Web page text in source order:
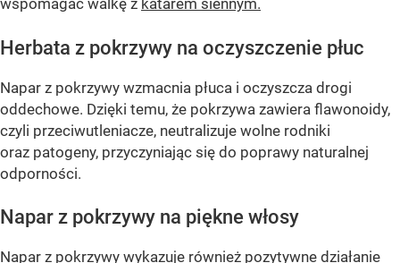
wspomagać walkę z katarem siennym.
Herbata z pokrzywy na oczyszczenie płuc
Napar z pokrzywy wzmacnia płuca i oczyszcza drogi
oddechowe. Dzięki temu, że pokrzywa zawiera flawonoidy,
czyli przeciwutleniacze, neutralizuje wolne rodniki
oraz patogeny, przyczyniając się do poprawy naturalnej
odporności.
Napar z pokrzywy na piękne włosy
Napar z pokrzywy wykazuje również pozytywne działanie